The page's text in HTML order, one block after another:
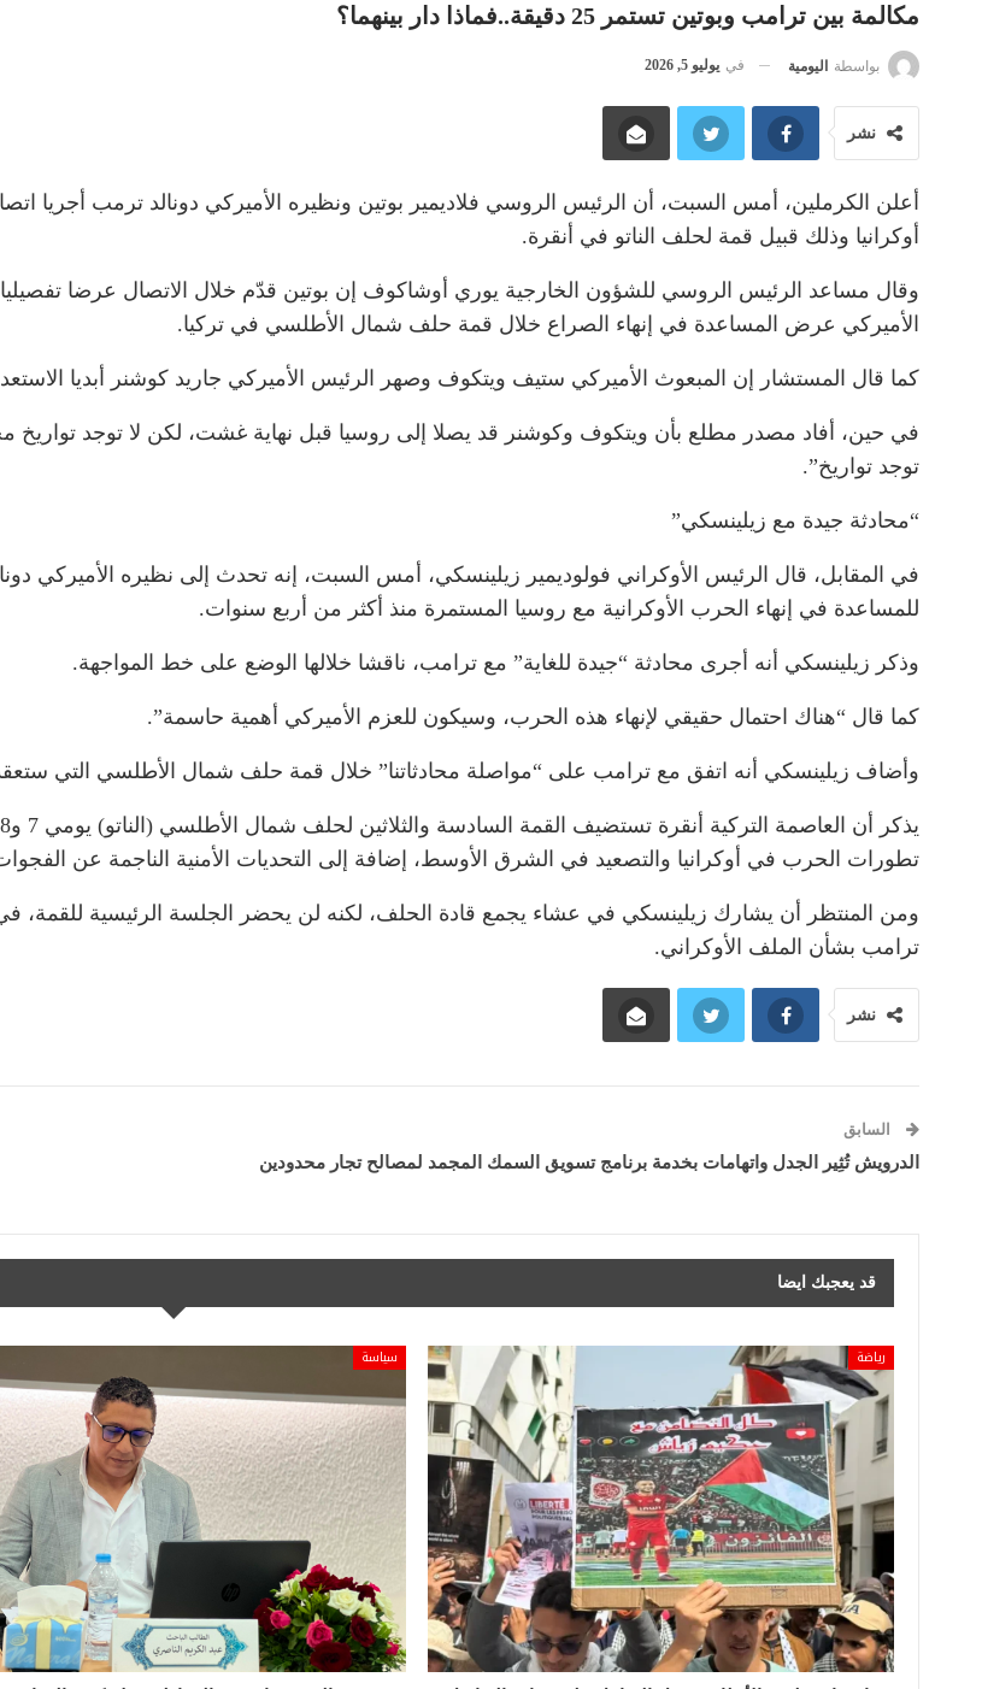
مكالمة بين ترامب وبوتين تستمر 25 دقيقة..فماذا دار بينهما؟
بواسطة اليومية في يوليو 5, 2026
نشر
أوكرانيا وذلك قبيل قمة لحلف الناتو في أنقرة.
وقال مساعد الرئيس الروسي للشؤون الخارجية يوري أوشاكوف إن بوتين قدّم خلال الاتصال عرضا
الأميركي عرض المساعدة في إنهاء الصراع خلال قمة حلف شمال الأطلسي في تركيا.
كما قال المستشار إن المبعوث الأميركي ستيف ويتكوف وصهر الرئيس الأميركي جاريد كوشنر أبديا
في حين، أفاد مصدر مطلع بأن ويتكوف وكوشنر قد يصلا إلى روسيا قبل نهاية غشت، لكن لا توجد تواريخ
توجد تواريخ”.
“محادثة جيدة مع زيلينسكي”
في المقابل، قال الرئيس الأوكراني فولوديمير زيلينسكي، أمس السبت، إنه تحدث إلى نظيره الأميركي
للمساعدة في إنهاء الحرب الأوكرانية مع روسيا المستمرة منذ أكثر من أربع سنوات.
وذكر زيلينسكي أنه أجرى محادثة “جيدة للغاية” مع ترامب، ناقشا خلالها الوضع على خط المواجهة.
كما قال “هناك احتمال حقيقي لإنهاء هذه الحرب، وسيكون للعزم الأميركي أهمية حاسمة”.
وأضاف زيلينسكي أنه اتفق مع ترامب على “مواصلة محادثاتنا” خلال قمة حلف شمال الأطلسي التي
تطورات الحرب في أوكرانيا والتصعيد في الشرق الأوسط، إضافة إلى التحديات الأمنية الناجمة عن
ومن المنتظر أن يشارك زيلينسكي في عشاء يجمع قادة الحلف، لكنه لن يحضر الجلسة الرئيسية للقمة،
ترامب بشأن الملف الأوكراني.
نشر
السابق
الدرويش تُثِير الجدل واتهامات بخدمة برنامج تسويق السمك المجمد لمصالح تجار محدودين
قد يعجبك ايضا
رياضة سياسة